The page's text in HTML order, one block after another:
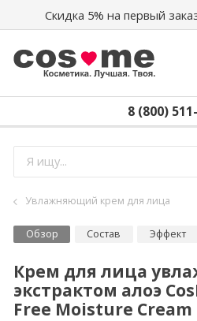
Скидка 5% на первый
8 (800)
Увлажняющий крем для лица
Обзор Состав Эффект
Крем для лица
экстрактом алоэ
Free Moisture Cream